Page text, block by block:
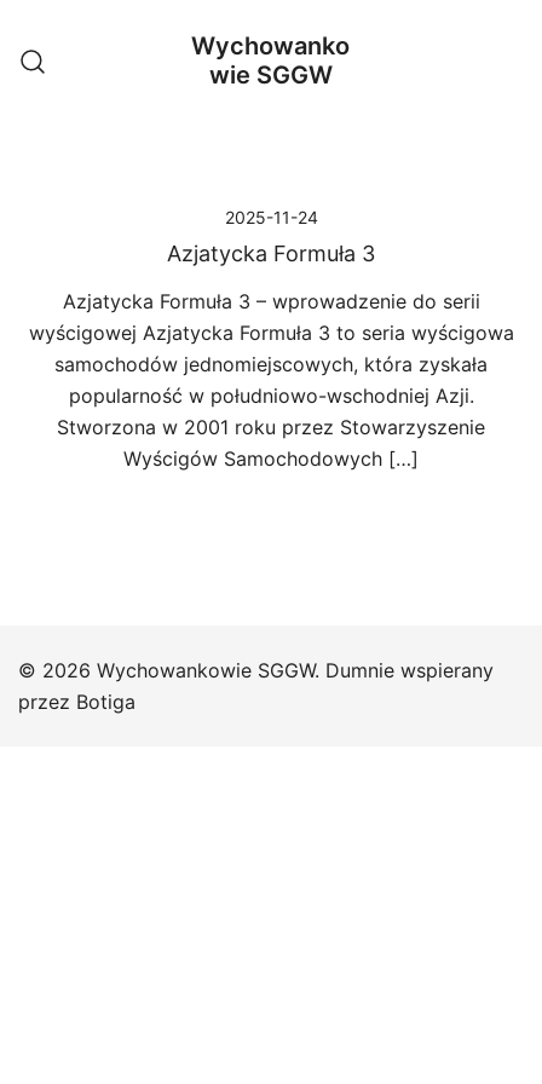
treści
Wychowanko
wie SGGW
2025-11-24
Azjatycka Formuła 3
Azjatycka Formuła 3 – wprowadzenie do serii
wyścigowej Azjatycka Formuła 3 to seria wyścigowa
samochodów jednomiejscowych, która zyskała
popularność w południowo-wschodniej Azji.
Stworzona w 2001 roku przez Stowarzyszenie
Wyścigów Samochodowych […]
© 2026 Wychowankowie SGGW. Dumnie wspierany
przez Botiga